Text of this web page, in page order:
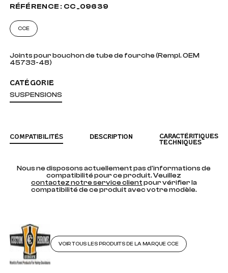
RÉFÉRENCE : CC_09639
CCE
Joints pour bouchon de tube de fourche (Rempl. OEM
45733-48)
CATÉGORIE
SUSPENSIONS
COMPATIBILITÉS DESCRIPTION
CARACTÉRITIQUES
TECHNIQUES
Nous ne disposons actuellement pas d'informations de
compatibilité pour ce produit. Veuillez
contactez notre service clientpour vérifier la
compatibilité de ce produit avec votre modèle.
VOIR TOUS LES PRODUITS DE LA MARQUE CCE